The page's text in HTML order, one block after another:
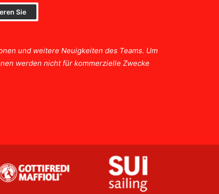
und weitere Neuigkeiten des Teams. Um
werden nicht für kommerzielle Zwecke